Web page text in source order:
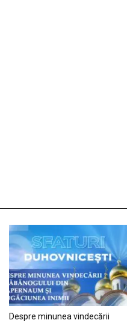
Despre minunea vindecării